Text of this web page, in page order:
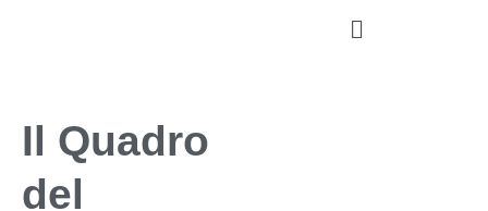
Il Quadro
del